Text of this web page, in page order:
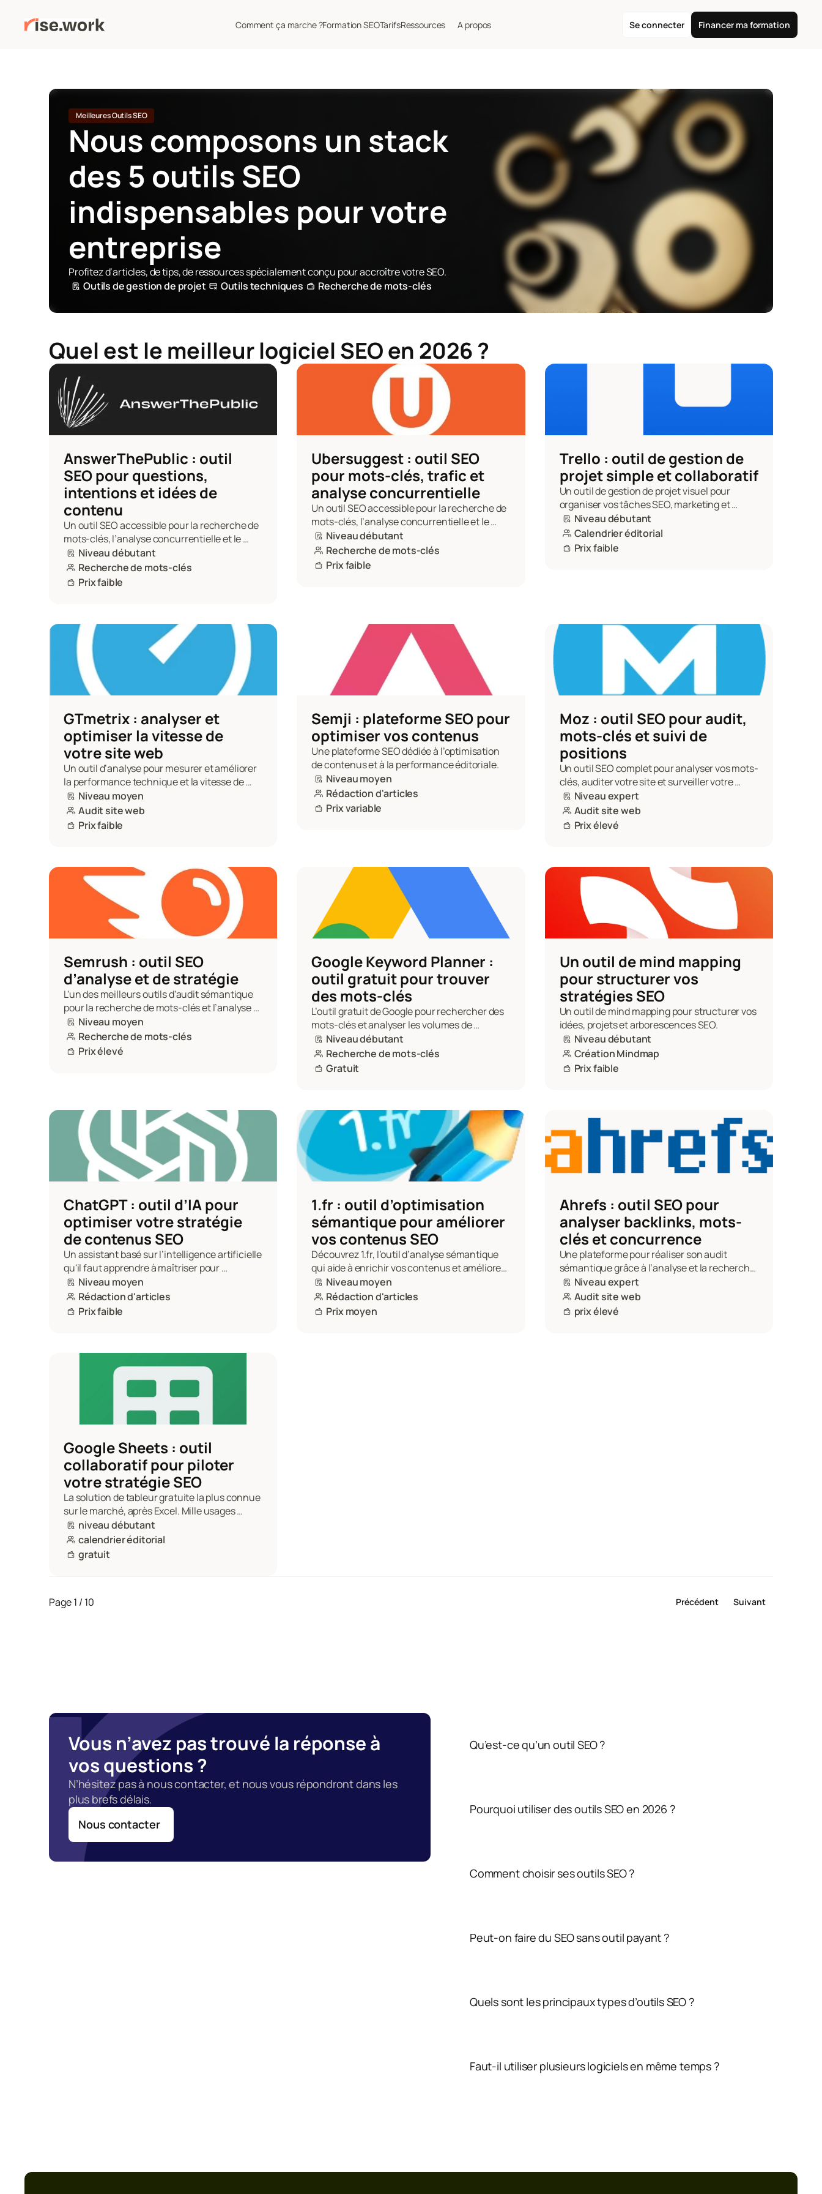
Comment ça marche ?Formation SEOTarifsRessources A propos Se connecter Financer ma formation
Meilleures Outils SEO
Nous composons un stack
des 5 outils SEO
indispensables pour votre
entreprise
Profitez d’articles, de tips, de ressources spécialement conçu pour accroître votre SEO.
Outils de gestion de projet
Outils techniques Recherche de mots-clés
Quel est le meilleur logiciel SEO en 2026 ?
AnswerThePublic : outil
SEO pour questions,
intentions et idées de
contenu
Un outil SEO accessible pour la recherche de
mots-clés, l’analyse concurrentielle et le
suivi des performances d’un site web.
Niveau débutant
Recherche de mots-clés
Prix faible
Ubersuggest : outil SEO
pour mots-clés, trafic et
analyse concurrentielle
Un outil SEO accessible pour la recherche de
mots-clés, l’analyse concurrentielle et le
suivi des performances d’un site web.
Niveau débutant
Recherche de mots-clés
Prix faible
Trello : outil de gestion de
projet simple et collaboratif
Un outil de gestion de projet visuel pour
organiser vos tâches SEO, marketing et
éditoriales en équipe.
Niveau débutant
Calendrier éditorial
Prix faible
GTmetrix : analyser et
optimiser la vitesse de
votre site web
Un outil d’analyse pour mesurer et améliorer
la performance technique et la vitesse de
chargement de votre site.
Niveau moyen
Audit site web
Prix faible
Semji : plateforme SEO pour
optimiser vos contenus
Une plateforme SEO dédiée à l’optimisation
de contenus et à la performance éditoriale.
Niveau moyen
Rédaction d'articles
Prix variable
Moz : outil SEO pour audit,
mots-clés et suivi de
positions
Un outil SEO complet pour analyser vos mots-
clés, auditer votre site et surveiller votre
positionnement.
Niveau expert
Audit site web
Prix élevé
Semrush : outil SEO
d’analyse et de stratégie
L'un des meilleurs outils d'audit sémantique
pour la recherche de mots-clés et l’analyse
SEO de votre site internet.
Niveau moyen
Recherche de mots-clés
Prix élevé
Google Keyword Planner :
outil gratuit pour trouver
des mots-clés
L’outil gratuit de Google pour rechercher des
mots-clés et analyser les volumes de
recherche.
Niveau débutant
Recherche de mots-clés
Gratuit
Un outil de mind mapping
pour structurer vos
stratégies SEO
Un outil de mind mapping pour structurer vos
idées, projets et arborescences SEO.
Niveau débutant
Création Mindmap
Prix faible
ChatGPT : outil d’IA pour
optimiser votre stratégie
de contenus SEO
Un assistant basé sur l’intelligence artificielle
qu'il faut apprendre à maîtriser pour
accélérer la rédaction, la structuration et
l’optimisation SEO.
Niveau moyen
Rédaction d'articles
Prix faible
1.fr : outil d’optimisation
sémantique pour améliorer
vos contenus SEO
Découvrez 1.fr, l’outil d’analyse sémantique
qui aide à enrichir vos contenus et améliorer
leur pertinence SEO grâce aux
recommandations lexicales.
Niveau moyen
Rédaction d'articles
Prix moyen
Ahrefs : outil SEO pour
analyser backlinks, mots-
clés et concurrence
Une plateforme pour réaliser son audit
sémantique grâce à l’analyse et la recherche
de mots-clés. De plus, Ahrefs recueille et
étudie les données de votre site internet.
Niveau expert
Audit site web
prix élevé
Google Sheets : outil
collaboratif pour piloter
votre stratégie SEO
La solution de tableur gratuite la plus connue
sur le marché, après Excel. Mille usages
possibles pour votre SEO comme la création
et le partage de votre calendrier éditorial.
niveau débutant
calendrier éditorial
gratuit
Page 1 / 10 Précédent Suivant
Vous n’avez pas trouvé la réponse à
vos questions ?
N’hésitez pas à nous contacter, et nous vous répondront dans les
plus brefs délais.
Nous contacter
Qu’est-ce qu’un outil SEO ?
Pourquoi utiliser des outils SEO en 2026 ?
Comment choisir ses outils SEO ?
Peut-on faire du SEO sans outil payant ?
Quels sont les principaux types d’outils SEO ?
Faut-il utiliser plusieurs logiciels en même temps ?